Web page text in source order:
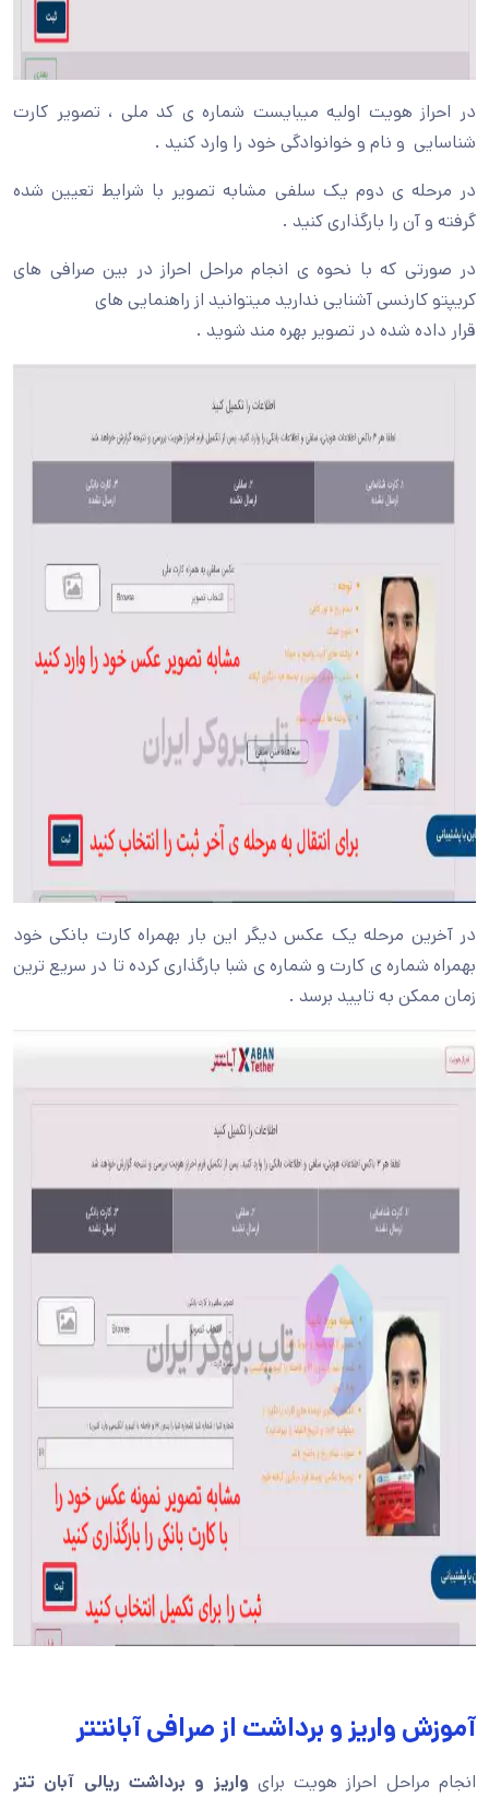
در احراز هویت اولیه میبایست شماره ی کد ملی ، تصویر کارت
شناسایی و نام و خوانوادگی خود را وارد کنید .
در مرحله ی دوم یک سلفی مشابه تصویر با شرایط تعیین شده
گرفته و آن را بارگذاری کنید .
در صورتی که با نحوه ی انجام مراحل احراز در بین صرافی های
کریپتو کارنسی آشنایی ندارید میتوانید از راهنمایی های
قرار داده شده در تصویر بهره مند شوید .
در آخرین مرحله یک عکس دیگر این بار بهمراه کارت بانکی خود
بهمراه شماره ی کارت و شماره ی شبا بارگذاری کرده تا در سریع ترین
زمان ممکن به تایید برسد .
آموزش واریز و برداشت از صرافی آبانتتر
انجام مراحل احراز هویت برای واریز و برداشت ریالی آبان تتر